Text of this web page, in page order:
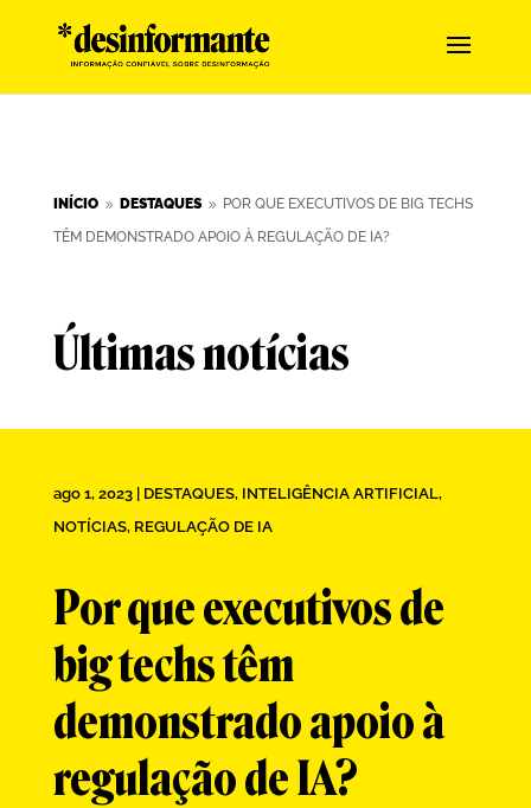
INÍCIO 9 DESTAQUES 9
POR QUE EXECUTIVOS DE BIG TECHS
TÊM DEMONSTRADO APOIO À REGULAÇÃO DE IA?
Últimas notícias
ago 1, 2023| DESTAQUES, INTELIGÊNCIA ARTIFICIAL,
NOTÍCIAS, REGULAÇÃO DE IA
Por que executivos de
big techs têm
demonstrado apoio à
regulação de IA?